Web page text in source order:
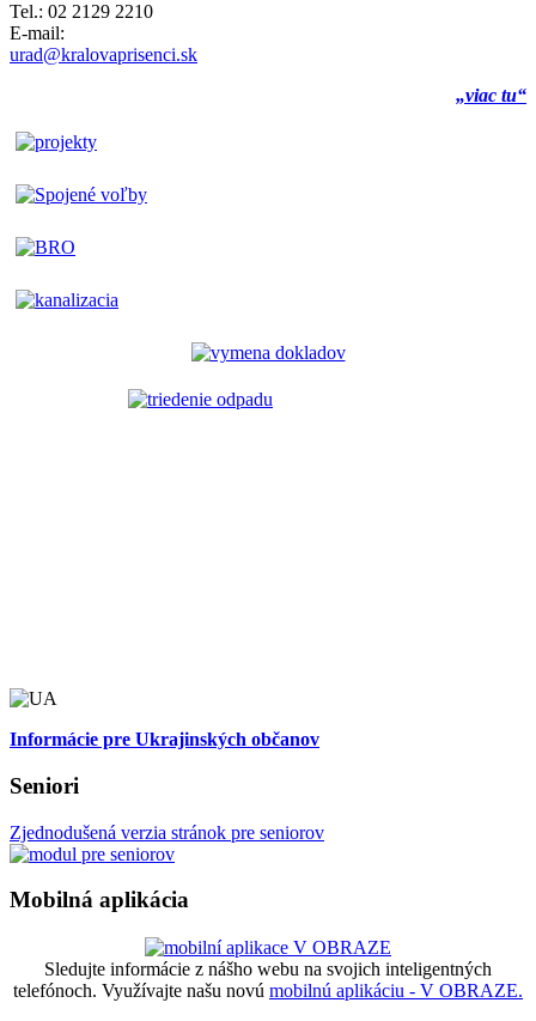
Tel.: 02 2129 2210
E-mail:
urad@kralovaprisenci.sk
„viac tu“
Informácie pre Ukrajinských občanov
Seniori
Zjednodušená verzia stránok pre seniorov
Mobilná aplikácia
Sledujte informácie z nášho webu na svojich inteligentných
telefónoch. Využívajte našu novú mobilnú aplikáciu - V OBRAZE.